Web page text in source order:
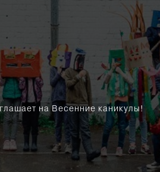
на Весенние каникулы!